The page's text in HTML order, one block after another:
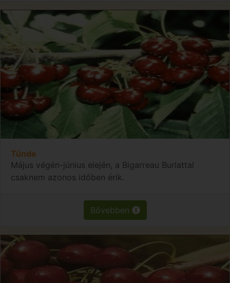
Tünde
Május végén-június elején, a Bigarreau Burlattal
csaknem azonos időben érik.
Bővebben